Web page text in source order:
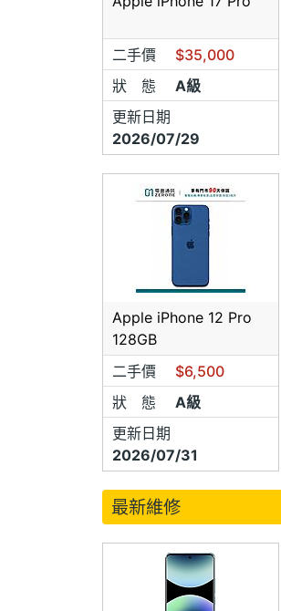
二手價
$35,000
狀 態
A級
更新日期
2026/07/29
Apple iPhone 12 Pro
128GB
二手價
$6,500
狀 態
A級
更新日期
2026/07/31
最新維修